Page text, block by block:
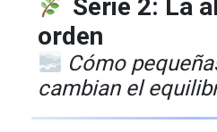
Serie 2: La
orden
Cómo
cambian el